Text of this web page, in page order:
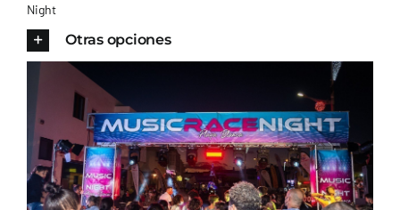
AYUNTAMIENTO
CONTACTO
Night
Otras opciones